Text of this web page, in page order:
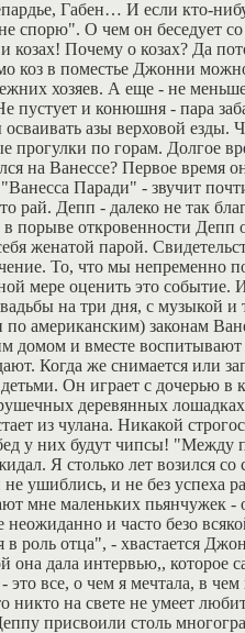
Габен… И если кто-
спорю". О чем он беседует
козах! Почему о козах? Да
коз в поместье Джонни
хозяев. А еще - не
пустует и конюшня - пара
азы верховой
прогулки по горам. Долгое
на Ванессе? Первое время
Паради" - звучит
рай. Депп - далеко не так
порыве откровенности Депп
женатой парой.
То, что мы непременно
мере оценить это
на три дня, с музыкой и
американским) законам
домом и вместе воспитывают
Когда же снимается или
детьми. Он играет с дочерью
деревянных
из чулана. Никакой
у них будут чипсы! "Между
Я столько лет возился
ушиблись, и не без успеха
мне маленьких пьянчужек -
неожиданно и часто безо
в роль отца", - хвастается
она дала интервью,, которое
все, о чем я мечтала, в
никто на свете не умеет
присвоили столь